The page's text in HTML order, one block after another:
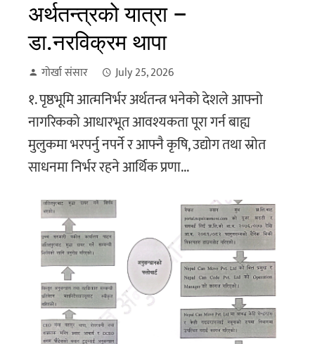
अर्थतन्त्रको यात्रा –
डा.नरविक्रम थापा
गोर्खा संसार July 25, 2026
१. पृष्ठभूमि आत्मनिर्भर अर्थतन्त्र भनेको देशले आफ्नो
नागरिकको आधारभूत आवश्यकता पूरा गर्न बाह्य
मुलुकमा भरपर्नु नपर्ने र आफ्नै कृषि, उद्योग तथा स्रोत
साधनमा निर्भर रहने आर्थिक प्रणा...